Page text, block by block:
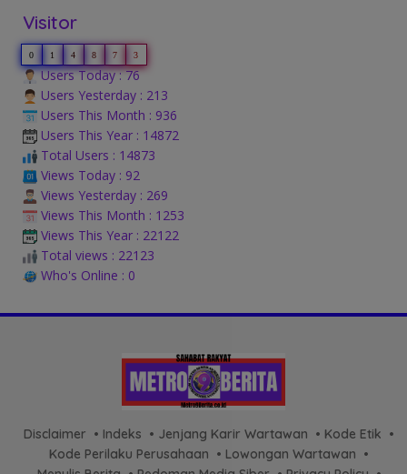
Visitor
0 1 4 8 7 3
Users Today : 76
Users Yesterday : 213
Users This Month : 936
Users This Year : 14872
Total Users : 14873
Views Today : 92
Views Yesterday : 269
Views This Month : 1253
Views This Year : 22122
Total views : 22123
Who's Online : 0
Disclaimer Indeks Jenjang Karir Wartawan
Kode Etik
Kode Perilaku Perusahaan
Lowongan Wartawan